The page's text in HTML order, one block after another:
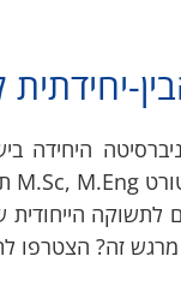
הייחודית